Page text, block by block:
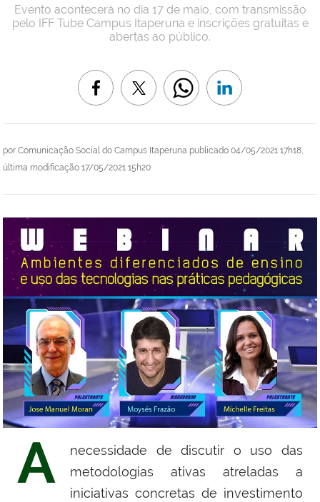
por Comunicação Social do Campus Itaperuna publicado 04/05/2021 17h18,
última modificação 17/05/2021 15h20
Evento acontecerá no dia 17 de maio, com transmissão
pelo IFF Tube Campus Itaperuna e inscrições gratuitas e
abertas ao público.
A
necessidade de discutir o uso das
metodologias ativas atreladas a
iniciativas concretas de investimento